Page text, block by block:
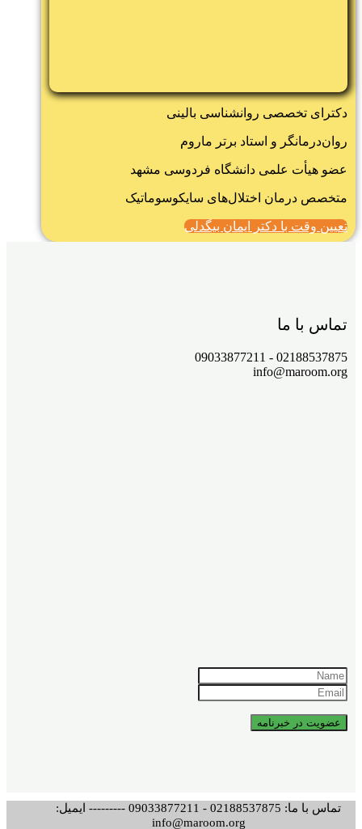
دکترای تخصصی روانشناسی بالینی
روان‌درمانگر و استاد برتر ماروم
عضو هیأت علمی دانشگاه فردوسی مشهد
متخصص درمان اختلال‌های سایکوسوماتیک
تعیین وقت با دکتر ایمان بیگدلی
تماس با ما
02188537875 - 09033877211
info@maroom.org
تماس با ما: 02188537875 - 09033877211 --------- ایمیل:
info@maroom.org